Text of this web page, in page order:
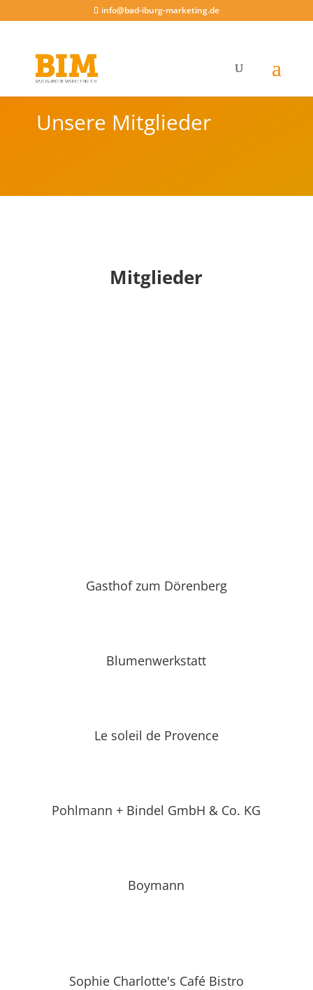
info@bad-iburg-marketing.de
Unsere Mitglieder
Mitglieder
Gasthof zum Dörenberg
Blumenwerkstatt
Le soleil de Provence
Pohlmann + Bindel GmbH & Co. KG
Boymann
Sophie Charlotte's Café Bistro